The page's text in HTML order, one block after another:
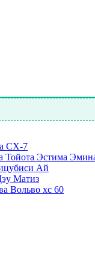
СХ-7
Тойота Эстима
Ай
Матиз
Вольво хс 60